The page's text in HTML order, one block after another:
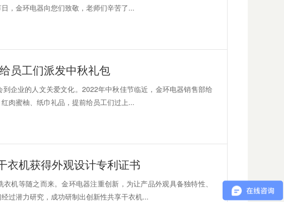
，金环电器向您们致敬，老师们辛苦了...
员工们派发中秋礼包
企业的人文关爱文化。2022年中秋佳节临近，金环电器销售部给
肉蜜柚、纸巾礼品，提前给员工们过上...
衣机获得外观设计专利证书
机等随之而来。金环电器注重创新，为让产品外观具备独特性、
过潜力研究，成功研制出创新性共享干衣机...